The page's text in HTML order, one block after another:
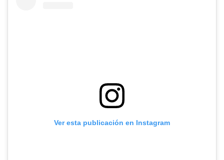
Ver esta publicación en Instagram